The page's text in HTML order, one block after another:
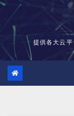
跳
容
提供各大云